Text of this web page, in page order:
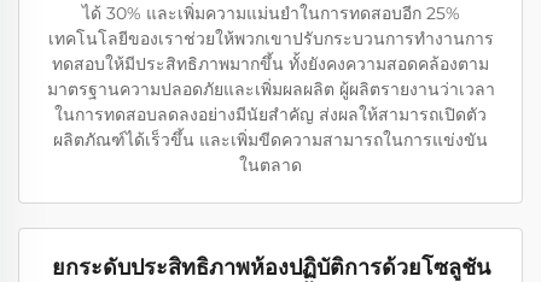
ได้ 30% และเพิ่มความแม่นยำในการทดสอบอีก 25%
เทคโนโลยีของเราช่วยให้พวกเขาปรับกระบวนการทำงานการ
ทดสอบให้มีประสิทธิภาพมากขึ้น ทั้งยังคงความสอดคล้องตาม
มาตรฐานความปลอดภัยและเพิ่มผลผลิต ผู้ผลิตรายงานว่าเวลา
ในการทดสอบลดลงอย่างมีนัยสำคัญ ส่งผลให้สามารถเปิดตัว
ผลิตภัณฑ์ได้เร็วขึ้น และเพิ่มขีดความสามารถในการแข่งขัน
ในตลาด
ยกระดับประสิทธิภาพห้องปฏิบัติการด้วยโซลูชัน